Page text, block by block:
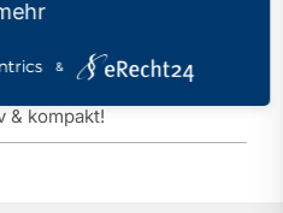
|
& kompakt!
&